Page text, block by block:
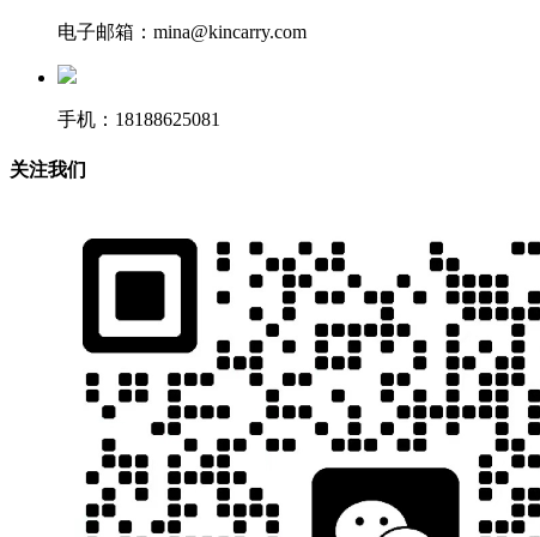
电子邮箱：mina@kincarry.com
手机：18188625081
关注我们